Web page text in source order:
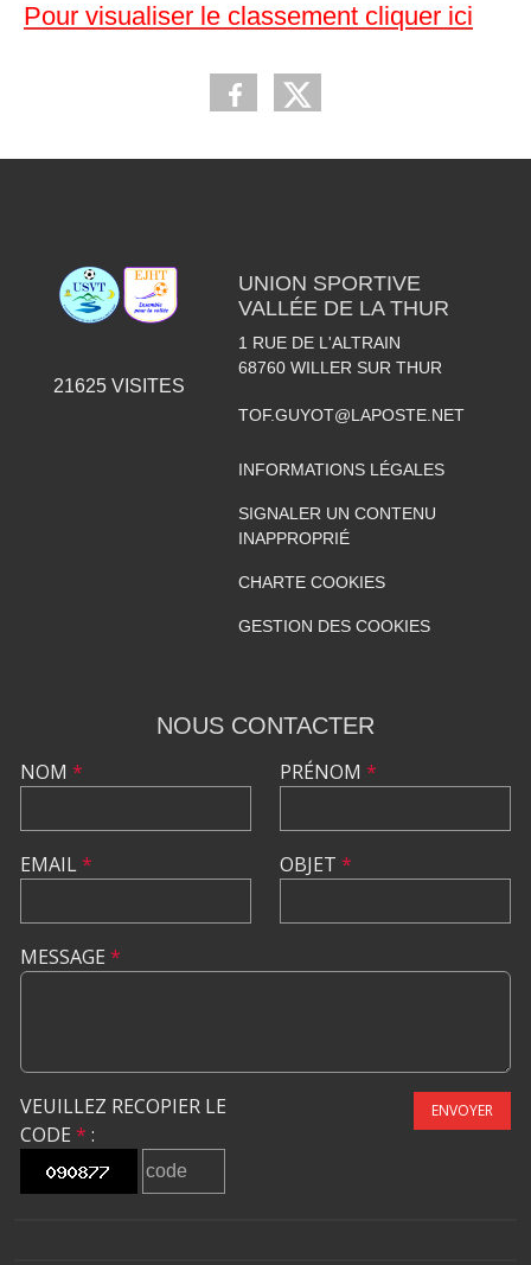
Pour visualiser le classement cliquer ici
21625VISITES
UNION SPORTIVE
VALLÉE DE LA THUR
1 RUE DE L'ALTRAIN
68760 WILLER SUR THUR
TOF.GUYOT@LAPOSTE.NET
INFORMATIONS LÉGALES
SIGNALER UN CONTENU
INAPPROPRIÉ
CHARTE COOKIES
GESTION DES COOKIES
NOUS CONTACTER
NOM *
EMAIL*
PRÉNOM *
OBJET *
MESSAGE *
VEUILLEZ RECOPIER LE
CODE * :
ENVOYER